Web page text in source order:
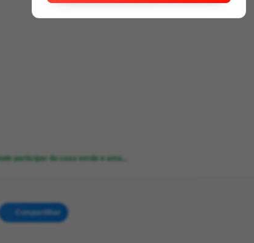
participar do casa verde e ama...
Compartilhar